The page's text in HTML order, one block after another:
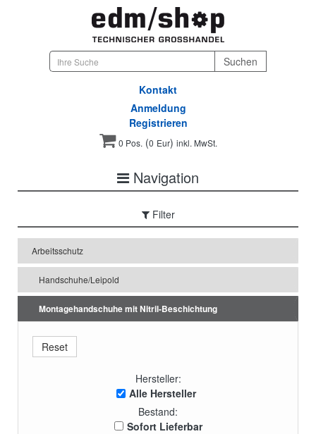
Kontakt
Anmeldung
Registrieren
0 Pos.(0 Eur) inkl. MwSt.
Navigation
Filter
Arbeitsschutz
Handschuhe/Leipold
Montagehandschuhe mit Nitril-Beschichtung
Hersteller:
Alle Hersteller
Bestand:
Sofort Lieferbar